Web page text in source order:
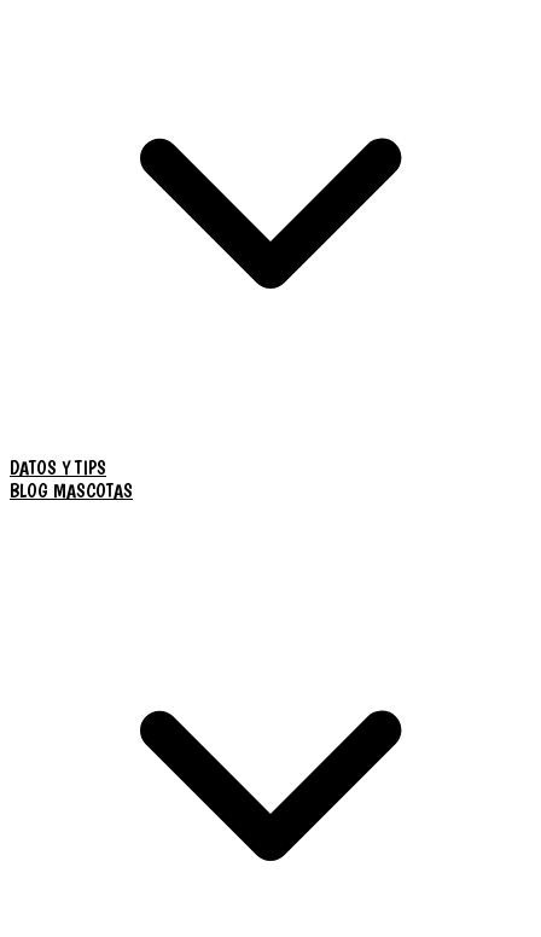
DATOS Y TIPS
BLOG MASCOTAS